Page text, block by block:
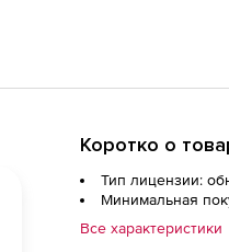
Коротко о
Тип лицензии:
Минимальная
Все характеристики